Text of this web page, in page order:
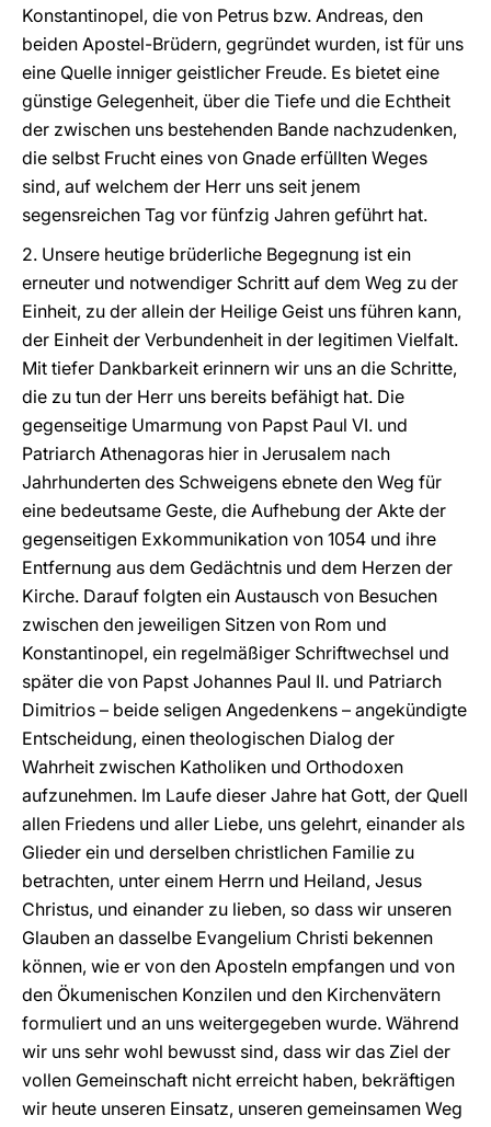
Konstantinopel, die von Petrus bzw. Andreas, den
beiden Apostel-Brüdern, gegründet wurden, ist für uns
eine Quelle inniger geistlicher Freude. Es bietet eine
günstige Gelegenheit, über die Tiefe und die Echtheit
der zwischen uns bestehenden Bande nachzudenken,
die selbst Frucht eines von Gnade erfüllten Weges
sind, auf welchem der Herr uns seit jenem
segensreichen Tag vor fünfzig Jahren geführt hat.
2. Unsere heutige brüderliche Begegnung ist ein
erneuter und notwendiger Schritt auf dem Weg zu der
Einheit, zu der allein der Heilige Geist uns führen kann,
der Einheit der Verbundenheit in der legitimen Vielfalt.
Mit tiefer Dankbarkeit erinnern wir uns an die Schritte,
die zu tun der Herr uns bereits befähigt hat. Die
gegenseitige Umarmung von Papst Paul VI. und
Patriarch Athenagoras hier in Jerusalem nach
Jahrhunderten des Schweigens ebnete den Weg für
eine bedeutsame Geste, die Aufhebung der Akte der
gegenseitigen Exkommunikation von 1054 und ihre
Entfernung aus dem Gedächtnis und dem Herzen der
Kirche. Darauf folgten ein Austausch von Besuchen
zwischen den jeweiligen Sitzen von Rom und
Konstantinopel, ein regelmäßiger Schriftwechsel und
später die von Papst Johannes Paul II. und Patriarch
Dimitrios – beide seligen Angedenkens – angekündigte
Entscheidung, einen theologischen Dialog der
Wahrheit zwischen Katholiken und Orthodoxen
aufzunehmen. Im Laufe dieser Jahre hat Gott, der Quell
allen Friedens und aller Liebe, uns gelehrt, einander als
Glieder ein und derselben christlichen Familie zu
betrachten, unter einem Herrn und Heiland, Jesus
Christus, und einander zu lieben, so dass wir unseren
Glauben an dasselbe Evangelium Christi bekennen
können, wie er von den Aposteln empfangen und von
den Ökumenischen Konzilen und den Kirchenvätern
formuliert und an uns weitergegeben wurde. Während
wir uns sehr wohl bewusst sind, dass wir das Ziel der
vollen Gemeinschaft nicht erreicht haben, bekräftigen
wir heute unseren Einsatz, unseren gemeinsamen Weg